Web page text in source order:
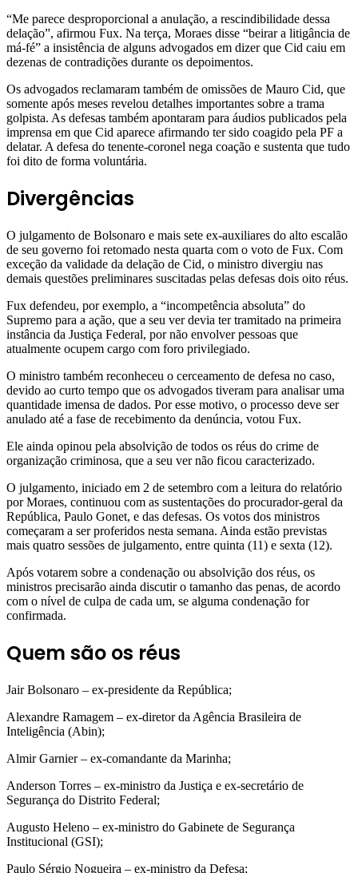
“Me parece desproporcional a anulação, a rescindibilidade dessa
delação”, afirmou Fux. Na terça, Moraes disse “beirar a litigância de
má-fé” a insistência de alguns advogados em dizer que Cid caiu em
dezenas de contradições durante os depoimentos.
Os advogados reclamaram também de omissões de Mauro Cid, que
somente após meses revelou detalhes importantes sobre a trama
golpista. As defesas também apontaram para áudios publicados pela
imprensa em que Cid aparece afirmando ter sido coagido pela PF a
delatar. A defesa do tenente-coronel nega coação e sustenta que tudo
foi dito de forma voluntária.
Divergências
O julgamento de Bolsonaro e mais sete ex-auxiliares do alto escalão
de seu governo foi retomado nesta quarta com o voto de Fux. Com
exceção da validade da delação de Cid, o ministro divergiu nas
demais questões preliminares suscitadas pelas defesas dois oito réus.
Fux defendeu, por exemplo, a “incompetência absoluta” do
Supremo para a ação, que a seu ver devia ter tramitado na primeira
instância da Justiça Federal, por não envolver pessoas que
atualmente ocupem cargo com foro privilegiado.
O ministro também reconheceu o cerceamento de defesa no caso,
devido ao curto tempo que os advogados tiveram para analisar uma
quantidade imensa de dados. Por esse motivo, o processo deve ser
anulado até a fase de recebimento da denúncia, votou Fux.
Ele ainda opinou pela absolvição de todos os réus do crime de
organização criminosa, que a seu ver não ficou caracterizado.
O julgamento, iniciado em 2 de setembro com a leitura do relatório
por Moraes, continuou com as sustentações do procurador-geral da
República, Paulo Gonet, e das defesas. Os votos dos ministros
começaram a ser proferidos nesta semana. Ainda estão previstas
mais quatro sessões de julgamento, entre quinta (11) e sexta (12).
Após votarem sobre a condenação ou absolvição dos réus, os
ministros precisarão ainda discutir o tamanho das penas, de acordo
com o nível de culpa de cada um, se alguma condenação for
confirmada.
Quem são os réus
Jair Bolsonaro – ex-presidente da República;
Alexandre Ramagem – ex-diretor da Agência Brasileira de
Inteligência (Abin);
Almir Garnier – ex-comandante da Marinha;
Anderson Torres – ex-ministro da Justiça e ex-secretário de
Segurança do Distrito Federal;
Augusto Heleno – ex-ministro do Gabinete de Segurança
Institucional (GSI);
Paulo Sérgio Nogueira – ex-ministro da Defesa;